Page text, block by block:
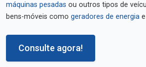
máquinas pesadas ou outros tipos de
bens-móveis como geradores de energia e
Consulte agora!